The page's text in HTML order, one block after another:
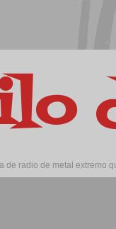
de radio de metal extremo